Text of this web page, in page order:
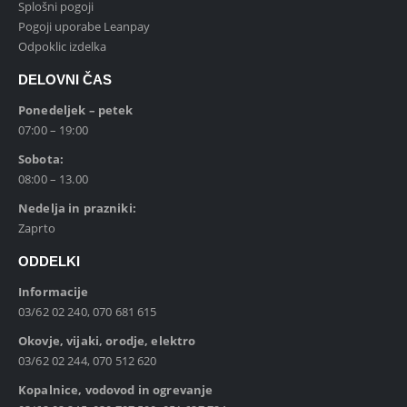
Splošni pogoji
Pogoji uporabe Leanpay
Odpoklic izdelka
DELOVNI ČAS
Ponedeljek – petek
07:00 – 19:00
Sobota:
08:00 – 13.00
Nedelja in prazniki:
Zaprto
ODDELKI
Informacije
03/62 02 240, 070 681 615
Okovje, vijaki, orodje, elektro
03/62 02 244, 070 512 620
Kopalnice, vodovod in ogrevanje